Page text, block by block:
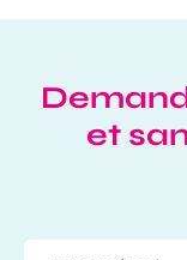
et